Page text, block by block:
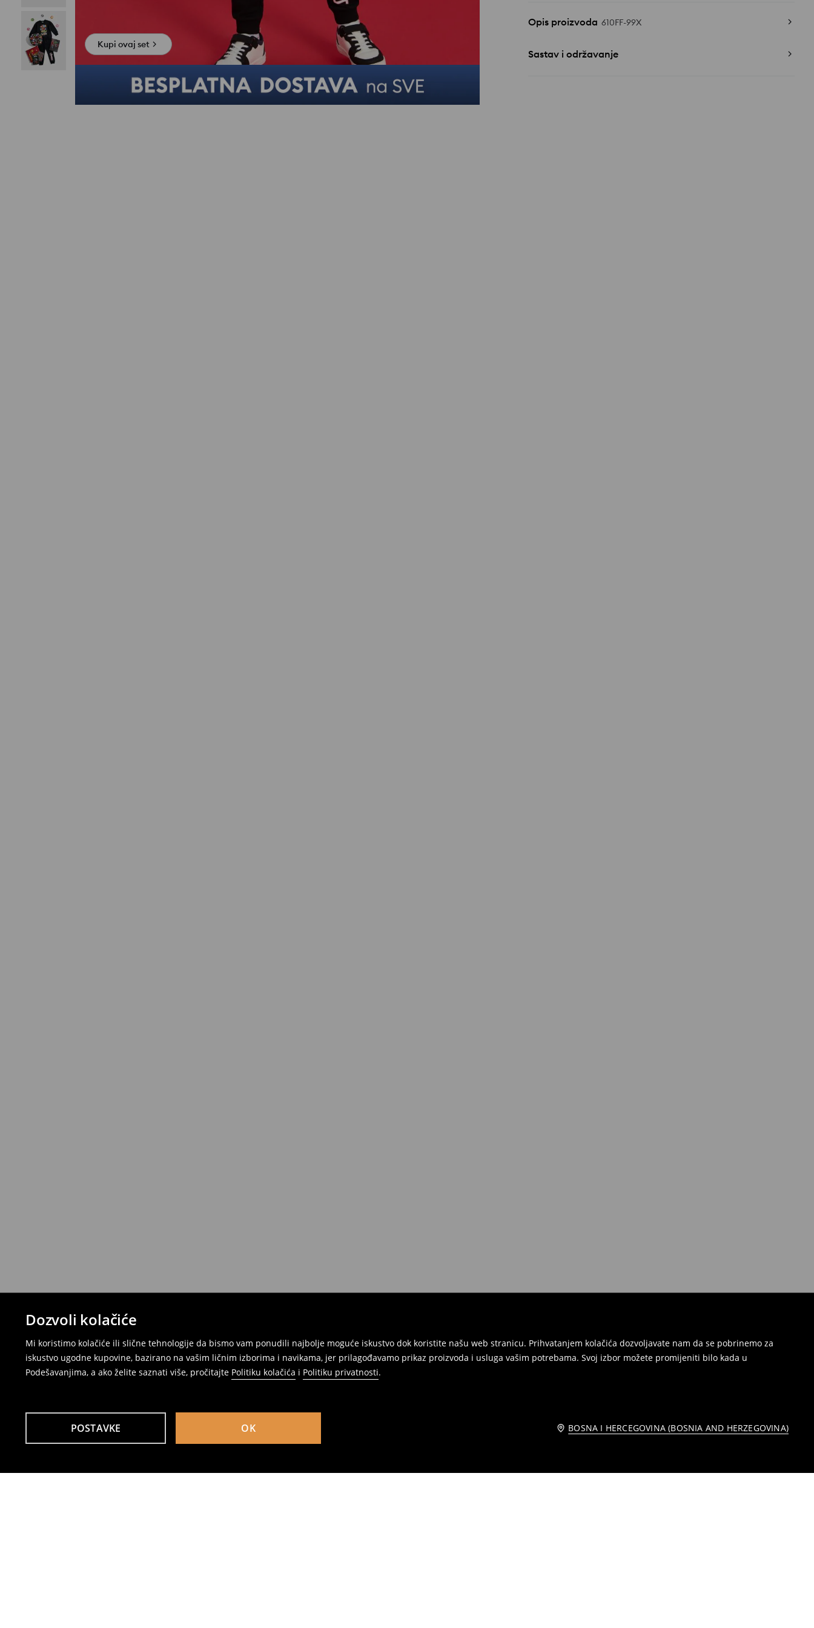
Dozvoli kolačiće
Mi koristimo kolačiće ili slične tehnologije da bismo vam ponudili najbolje moguće iskustvo dok koristite našu web stranicu. Prihvatanjem kolačića dozvoljavate nam da se pobrinemo za
iskustvo ugodne kupovine, bazirano na vašim ličnim izborima i navikama, jer prilagođavamo prikaz proizvoda i usluga vašim potrebama. Svoj izbor možete promijeniti bilo kada u
Podešavanjima, a ako želite saznati više, pročitajte Politiku kolačića i Politiku privatnosti.
POSTAVKE OK BOSNA I HERCEGOVINA (BOSNIA AND HERZEGOVINA)
Opis proizvoda 610FF-99X
Sastav i održavanje
Kupi ovaj set